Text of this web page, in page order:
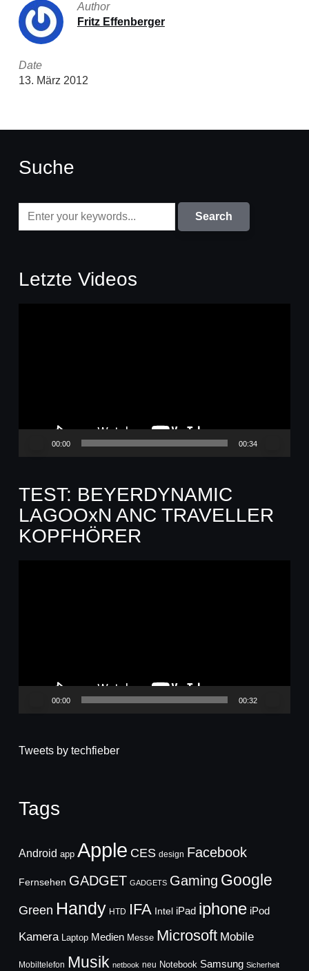
Author
Fritz Effenberger
Date
13. März 2012
Suche
Letzte Videos
00:00 00:34
TEST: BEYERDYNAMIC
LAGOOxN ANC TRAVELLER
KOPFHÖRER
00:00 00:32
Tweets by techfieber
Tags
Android app Apple CES design Facebook
Fernsehen GADGET GADGETS Gaming Google
Green Handy HTD IFA Intel iPad iphone iPod
Kamera Laptop Medien Messe Microsoft Mobile
Mobiltelefon Musik netbook neu Notebook Samsung Sicherheit